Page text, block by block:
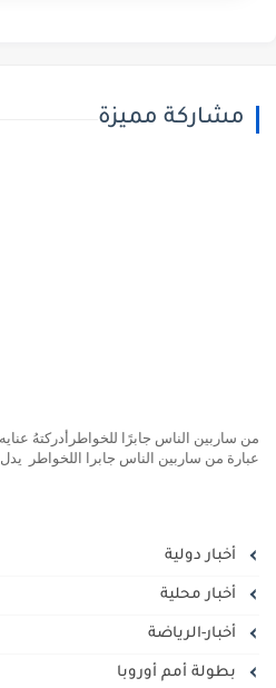
مشاركة مميزة
ساربين الناس جابرًا للخواطرأدركتهُ عنايه
من ساربين الناس جابرا اللخواطر يدل
أخبار دولية
أخبار محلية
أخبار-الرياضة
بطولة أمم أوروبا